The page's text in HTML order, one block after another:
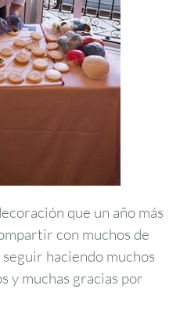
que un año más
con muchos de
haciendo muchos
y muchas gracias por